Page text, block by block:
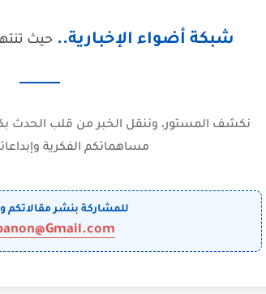
شبكة أضواء الإخبارية.. حيث
نكشف المستور، وننقل الخبر من قلب الحدث
مساهماتكم الفكرية
للمشاركة بنشر مقالاتكم